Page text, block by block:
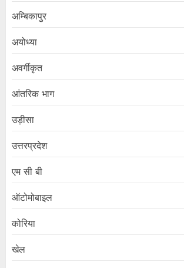
अम्बिकापुर
अयोध्या
अवर्गीकृत
आंतरिक भाग
उड़ीसा
उत्तरप्रदेश
एम सी बी
ऑटोमोबाइल
कोरिया
खेल